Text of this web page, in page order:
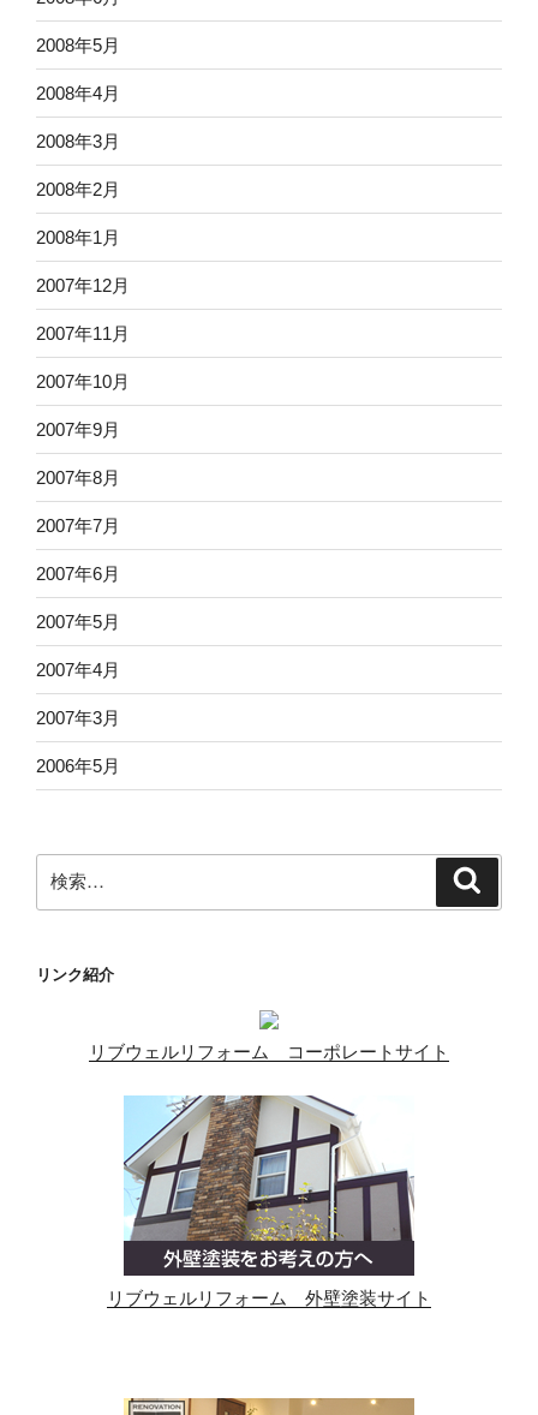
2008年5月
2008年4月
2008年3月
2008年2月
2008年1月
2007年12月
2007年11月
2007年10月
2007年9月
2007年8月
2007年7月
2007年6月
2007年5月
2007年4月
2007年3月
2006年5月
索:
リンク紹介
リブウェルリフォーム コーポレートサイト
リブウェルリフォーム 外壁塗装サイト